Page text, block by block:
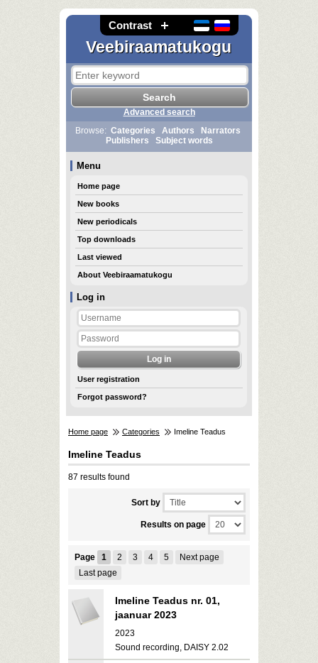
Contrast
Veebiraamatukogu
Log in
User registration
Forgot password?
Advanced search
Browse: Categories Authors
Narrators
Publishers
Subject words
Menu
Home page
New books
New periodicals
Top downloads
Last viewed
About Veebiraamatukogu
Home page Categories Imeline Teadus
Imeline Teadus
87 results found
Sort by
Results on page
Page 1 2 3 4 5
Next page
Last page
Imeline Teadus nr. 01,
jaanuar 2023
2023
Sound recording, DAISY 2.02